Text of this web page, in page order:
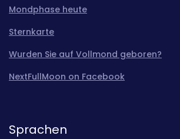
Mondphase heute
Sternkarte
Wurden Sie auf Vollmond geboren?
NextFullMoon on Facebook
Sprachen